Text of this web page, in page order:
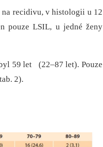
recidivu, v histologii u 12
pouze LSIL, u jedné ženy
59 let (22–87 let). Pouze
2).